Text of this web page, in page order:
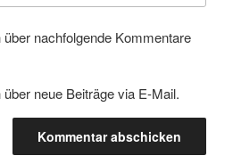
nachfolgende Kommentare
neue Beiträge via E-Mail.